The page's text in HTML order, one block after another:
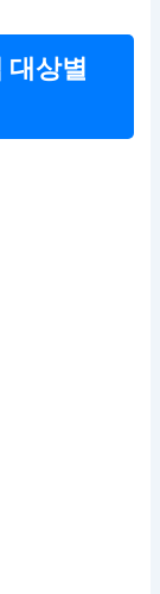
대상별